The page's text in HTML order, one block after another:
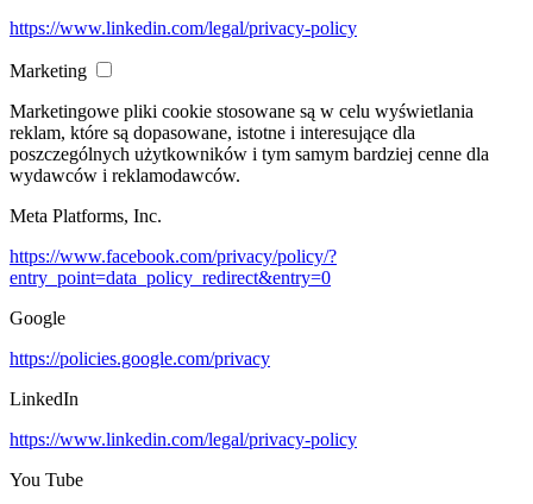
https://www.linkedin.com/legal/privacy-policy
Marketing
Marketingowe pliki cookie stosowane są w celu wyświetlania
reklam, które są dopasowane, istotne i interesujące dla
poszczególnych użytkowników i tym samym bardziej cenne dla
wydawców i reklamodawców.
Meta Platforms, Inc.
https://www.facebook.com/privacy/policy/?
entry_point=data_policy_redirect&entry=0
Google
https://policies.google.com/privacy
LinkedIn
https://www.linkedin.com/legal/privacy-policy
You Tube